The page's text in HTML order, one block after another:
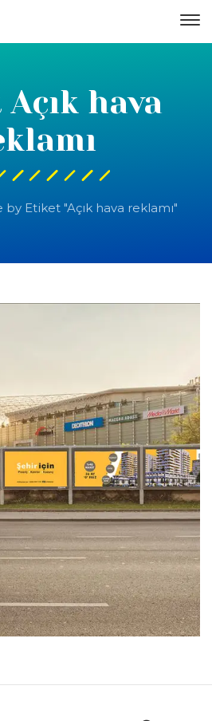
hava
by Etiket "Açık hava reklamı"